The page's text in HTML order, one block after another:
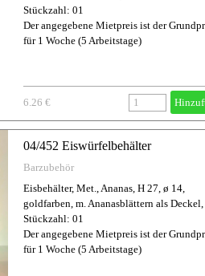
Stückzahl: 01
Der angegebene Mietpreis ist der
für 1 Woche (5 Arbeitstage)
6.26 €
04/452 Eiswürfelbehälter
Barzubehör
Eisbehälter, Met., Ananas, H 27, ø 14,
goldfarben, m. Ananasblättern als Deckel,
Stückzahl: 01
Der angegebene Mietpreis ist der
für 1 Woche (5 Arbeitstage)